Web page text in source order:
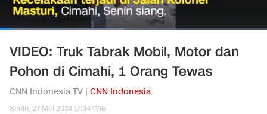
VIDEO: Truk Tabrak Mobil, Motor dan
Pohon di Cimahi, 1 Orang Tewas
CNN Indonesia TV | CNN Indonesia
Senin, 27 Mei 2024 17:34 WIB